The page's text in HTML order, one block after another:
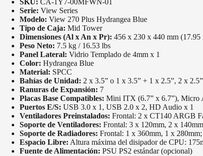
SKU: CA-1Y7-00MFWN-01
Serie: View Series
Modelo: View 270 Plus Hydrangea Blue
Tipo de Caja: Mid Tower
Dimensiones (Al x An x Pr): 456 x 230 x 440 mm
Peso Neto: 7.5 kg / 16.53 lbs
Panel Lateral: Vidrio Templado de 4mm x 1
Color: Hydrangea Blue
Material: SPCC
Bahías de Unidad: 2 x 3.5” o 1 x 3.5” + 1 x 2.5”, 2 x 2.5”
Ranuras de Expansión: 7
Placas Base Compatibles: Mini ITX (6.7” x 6.7”), Micro
Puertos E/S: USB 3.0 x 1, USB 2.0 x 2, HD Audio x 1
Ventiladores Preinstalados: Frontal: 2 x CT140 ARGB
Soporte de Ventiladores: Frontal: 3 x 120mm, 2 x
Soporte de Radiadores: Frontal: 1 x 360mm, 1 x
Espacio Libre: Altura máxima del disipador de CPU:
Fuente de Alimentación: PSU PS2 estándar (opcional)